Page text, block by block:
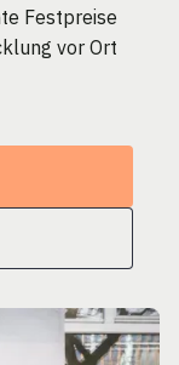
Festpreise
vor Ort